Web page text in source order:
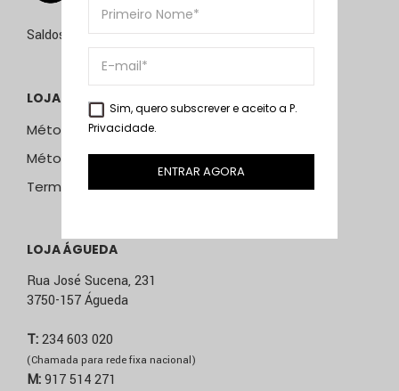
Saldos de 15 de julho a 15 de setembro de 2026
LOJA ONLINE
Métodos e Custos de Envio
Métodos de Pagamento
Termos & Condições
LOJA ÁGUEDA
Rua José Sucena, 231
3750-157 Águeda
T:234 603 020
(Chamada para rede fixa nacional)
M:917 514 271
Sim, quero subscrever e aceito a P.
Privacidade.
ENTRAR AGORA